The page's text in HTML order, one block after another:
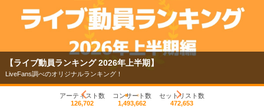
【ライブ動員ランキング 2026年上半期】
LiveFans調べのオリジナルランキング！
アーティスト数
126,702
コンサート数
1,493,662
セットリスト数
472,653